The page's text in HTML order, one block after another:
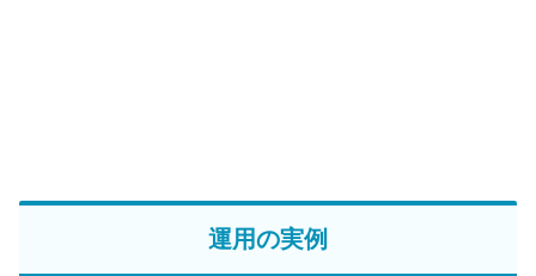
運用の実例